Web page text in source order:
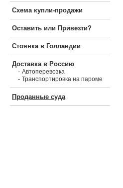
Схема купли-продажи
Оставить или Привезти?
Стоянка в Голландии
Доставка в Россию
- Автоперевозка
- Транспортировка на пароме
Проданные суда